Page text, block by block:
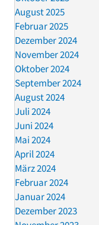
August 2025
Februar 2025
Dezember 2024
November 2024
Oktober 2024
September 2024
August 2024
Juli 2024
Juni 2024
Mai 2024
April 2024
März 2024
Februar 2024
Januar 2024
Dezember 2023